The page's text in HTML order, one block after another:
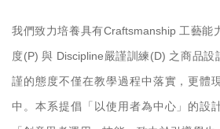
我們致力培養具有Craftsmanship 工藝能
度(P) 與 Discipline嚴謹訓練(D) 之商品設
謹的態度不僅在教學過程中落實，更體
中。本系提倡「以使用者為中心」的設